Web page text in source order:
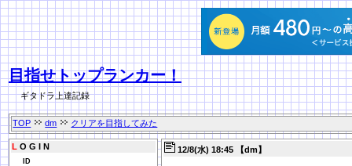
目指せトップランカー！
ギタドラ上達記録
TOP dm クリアを目指してみた
L O G I N
ID
12/8(水) 18:45 【dm】